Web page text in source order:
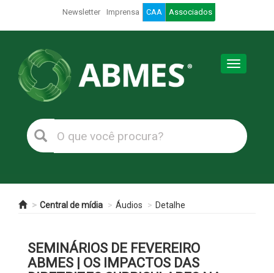
Newsletter Imprensa CAA Associados
Toggle
Central de mídia Áudios Detalhe
SEMINÁRIOS DE FEVEREIRO
ABMES | OS IMPACTOS DAS